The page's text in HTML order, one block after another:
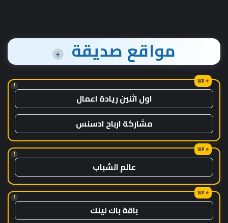
مواقع صديقة +
!
اول اثنين ريادة اعمال
مشاركة ارباح ادسنس
!
عالم الشباب
!
باقة باك لينك